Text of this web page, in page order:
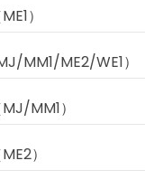
）
MM1/ME2/WE1）
MM1）
）